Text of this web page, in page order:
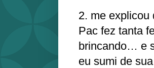
2. me explicou
Pac fez tanta
brincando… e
eu sumi de